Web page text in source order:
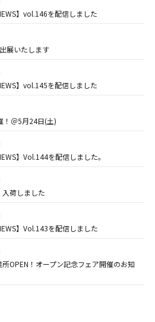
】vol.146を配信しました
展いたします
】vol.145を配信しました
＠5月24日(土)
】Vol.144を配信しました。
荷しました
】Vol.143を配信しました
所OPEN！オープン記念フェア開催のお知